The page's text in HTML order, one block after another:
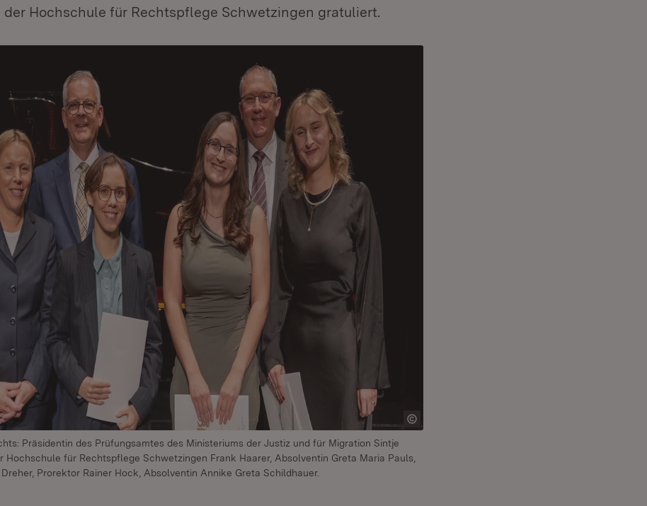
der Hochschule für Rechtspflege Schwetzingen gratuliert.
Präsidentin des Prüfungsamtes des Ministeriums der Justiz und für Migration Sintje
Hochschule für Rechtspflege Schwetzingen Frank Haarer, Absolventin Greta Maria Pauls,
Prorektor Rainer Hock, Absolventin Annike Greta Schildhauer.